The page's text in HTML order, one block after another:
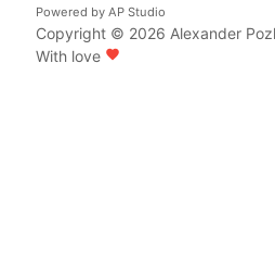
Powered by AP Studio
Copyright © 2026 Alexander
With love favorite